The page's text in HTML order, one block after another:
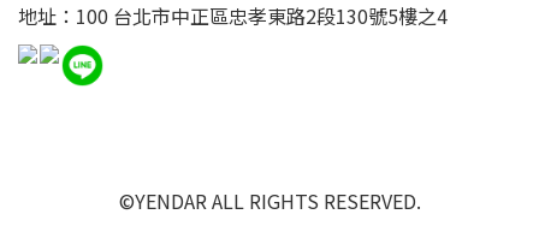
地址：100 台北市中正區忠孝東路2段130號5樓之4
©YENDAR ALL RIGHTS RESERVED.